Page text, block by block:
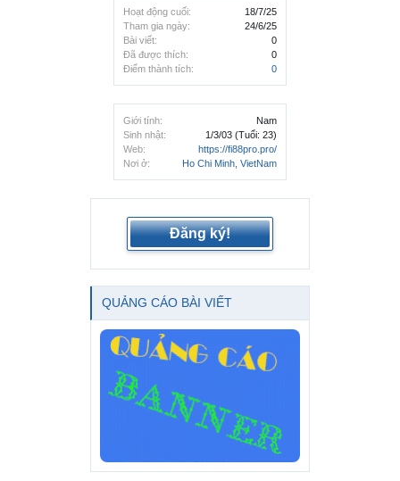
Hoạt động cuối:
18/7/25
Tham gia ngày:
24/6/25
Bài viết:
0
Đã được thích:
0
Điểm thành tích:
0
Giới tính:
Nam
Sinh nhật:
1/3/03 (Tuổi: 23)
Web:
https://fi88pro.pro/
Nơi ở:
Ho Chi Minh, VietNam
Đăng ký!
QUẢNG CÁO BÀI VIẾT